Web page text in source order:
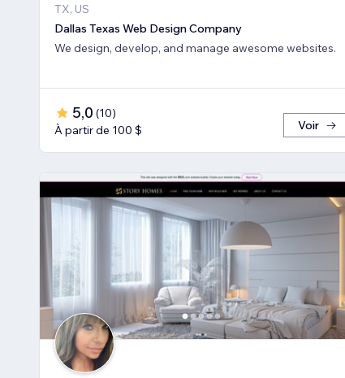
TX, US
Dallas Texas Web Design Company
We design, develop, and manage awesome websites.
5,0 (10)
À partir de 100 $
Voir